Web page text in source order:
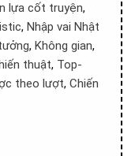
lựa cốt truyện,
, Nhập vai Nhật
, Không gian,
thuật, Top-
theo lượt, Chiến